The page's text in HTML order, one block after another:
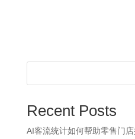
Recent Posts
AI客流统计如何帮助零售门